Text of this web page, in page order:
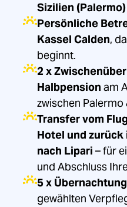
Sizilien (Palermo)
Persönliche
Kassel Calden,
beginnt.
2 x
Halbpension am
zwischen Palermo
Transfer vom
Hotel und
nach Lipari – für
und Abschluss
5 x
gewählten